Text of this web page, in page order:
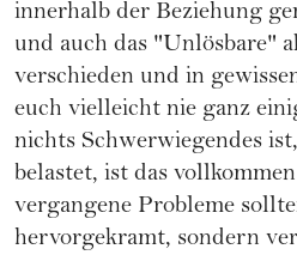
innerhalb der Beziehung
und auch das "Unlösbare"
verschieden und in
euch vielleicht nie ganz
nichts Schwerwiegendes
belastet, ist das
vergangene Probleme
hervorgekramt, sondern